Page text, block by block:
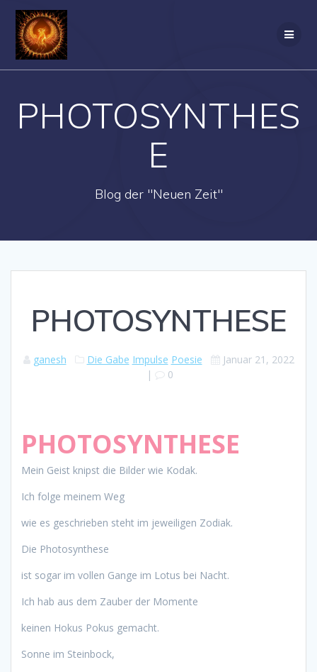
PHOTOSYNTHES
E
Blog der "Neuen Zeit"
PHOTOSYNTHESE
ganesh Die Gabe Impulse Poesie
Januar 21, 2022
|
0
PHOTOSYNTHESE
Mein Geist knipst die Bilder wie Kodak.
Ich folge meinem Weg
wie es geschrieben steht im jeweiligen Zodiak.
Die Photosynthese
ist sogar im vollen Gange im Lotus bei Nacht.
Ich hab aus dem Zauber der Momente
keinen Hokus Pokus gemacht.
Sonne im Steinbock,